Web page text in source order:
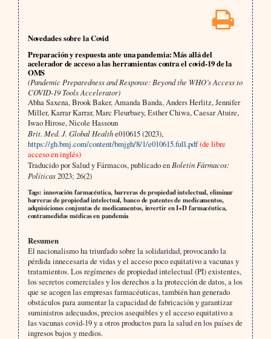
Novedades sobre la Covid
Preparación y respuesta ante una pandemia: Más allá del
acelerador de acceso a las herramientas contra el covid-19 de la
OMS
(Pandemic Preparedness and Response: Beyond the WHO’s Access to
COVID-19 Tools Accelerator)
Abha Saxena, Brook Baker, Amanda Banda, Anders Herlitz, Jennifer
Miller, Karrar Karrar, Marc Fleurbaey, Esther Chiwa, Caesar Atuire,
Iwao Hirose, Nicole Hassoun
Brit. Med. J. Global Healthe010615 (2023),
https://gh.bmj.com/content/bmjgh/8/1/e010615.full.pdf(de libre
acceso en inglés)
Traducido por Salud y Fármacos, publicado en Boletín Fármacos:
Políticas2023; 26(2)
Tags: innovación farmacéutica, barreras de propiedad intelectual, eliminar
barreras de propiedad intelectual, banco de patentes de medicamentos,
adquisiciones conjuntas de medicamentos, invertir en I+D farmacéutica,
contramedidas médicas en pandemia
Resumen
El nacionalismo ha triunfado sobre la solidaridad, provocando la
pérdida innecesaria de vidas y el acceso poco equitativo a vacunas y
tratamientos. Los regímenes de propiedad intelectual (PI) existentes,
los secretos comerciales y los derechos a la protección de datos, a los
que se acogen las empresas farmacéuticas, también han generado
obstáculos para aumentar la capacidad de fabricación y garantizar
suministros adecuados, precios asequibles y el acceso equitativo a
las vacunas covid-19 y a otros productos para la salud en los países de
ingresos bajos y medios.